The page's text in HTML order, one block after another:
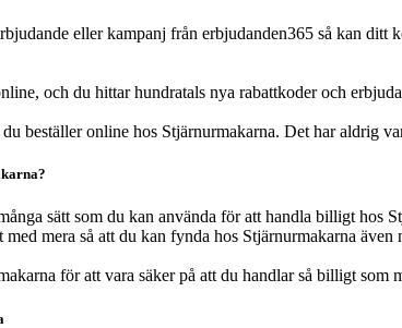
eller kampanj från erbjudanden365 så kan
och du hittar hundratals nya rabattkoder och
beställer online hos Stjärnurmakarna. Det har aldrig
sätt som du kan använda för att handla billigt
mera så att du kan fynda hos Stjärnurmakarna
för att vara säker på att du handlar så billigt som